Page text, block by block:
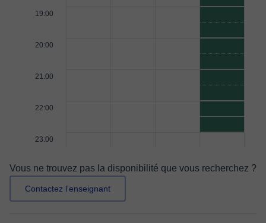
19:00
20:00
21:00
22:00
23:00
Vous ne trouvez pas la disponibilité que vous recherchez ?
Contactez l'enseignant